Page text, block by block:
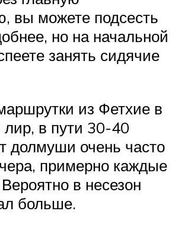
вы можете подсесть
но на начальной
занять сидячие
из Фетхие в
в пути 30-40
долмуши очень часто
примерно каждые
в несезон
больше.